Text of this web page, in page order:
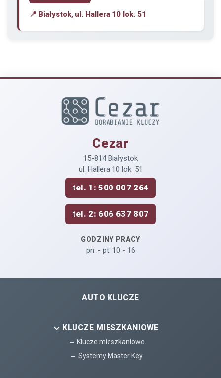
📍 Białystok, ul. Hallera 10 lok. 51
Cezar
15-814 Białystok
ul. Hallera 10 lok. 51
tel. 1: 500 007 264
tel. 2: 606 637 807
GODZINY PRACY
pn. - pt. 10 - 16
AUTO KLUCZE
KLUCZE MIESZKANIOWE
Klucze mieszkaniowe
Systemy Master Key